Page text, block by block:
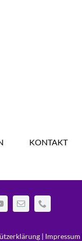
KONTAKT
| Impressum